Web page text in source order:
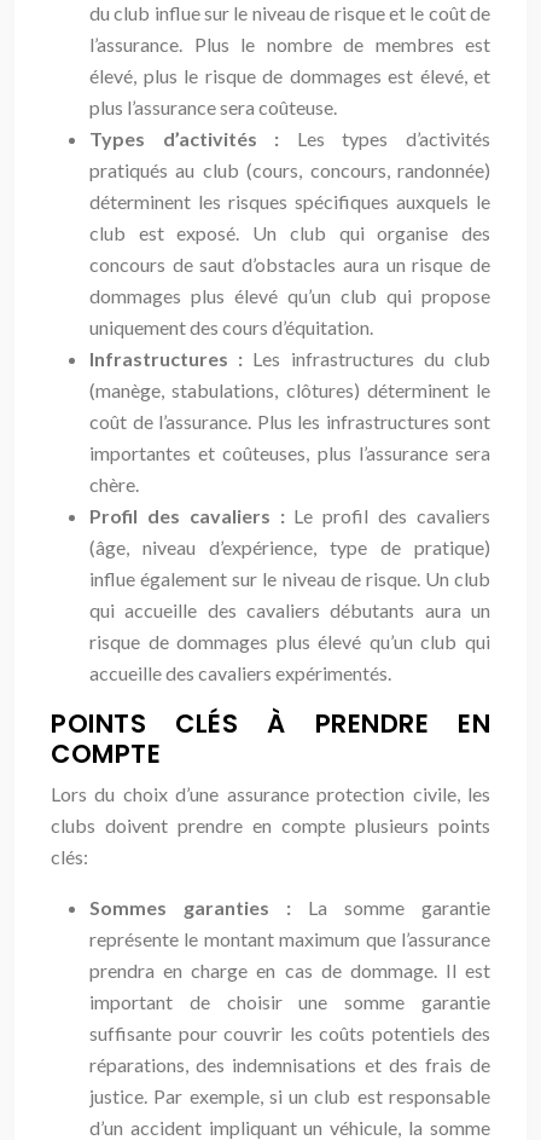
du club influe sur le niveau de risque et le coût de
l’assurance. Plus le nombre de membres est
élevé, plus le risque de dommages est élevé, et
plus l’assurance sera coûteuse.
Types d’activités : Les types d’activités
pratiqués au club (cours, concours, randonnée)
déterminent les risques spécifiques auxquels le
club est exposé. Un club qui organise des
concours de saut d’obstacles aura un risque de
dommages plus élevé qu’un club qui propose
uniquement des cours d’équitation.
Infrastructures : Les infrastructures du club
(manège, stabulations, clôtures) déterminent le
coût de l’assurance. Plus les infrastructures sont
importantes et coûteuses, plus l’assurance sera
chère.
Profil des cavaliers : Le profil des cavaliers
(âge, niveau d’expérience, type de pratique)
influe également sur le niveau de risque. Un club
qui accueille des cavaliers débutants aura un
risque de dommages plus élevé qu’un club qui
accueille des cavaliers expérimentés.
POINTS CLÉS À PRENDRE EN
COMPTE
Lors du choix d’une assurance protection civile, les
clubs doivent prendre en compte plusieurs points
clés:
Sommes garanties : La somme garantie
représente le montant maximum que l’assurance
prendra en charge en cas de dommage. Il est
important de choisir une somme garantie
suffisante pour couvrir les coûts potentiels des
réparations, des indemnisations et des frais de
justice. Par exemple, si un club est responsable
d’un accident impliquant un véhicule, la somme